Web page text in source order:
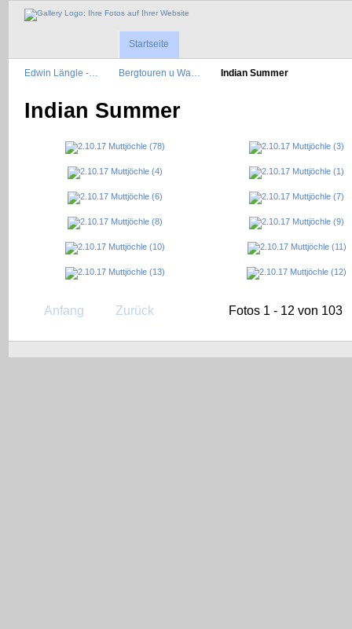
Startseite
Edwin Längle -… Bergtouren u Wa… Indian Summer
Indian Summer
Anfang Zurück Fotos 1 - 12 von 103